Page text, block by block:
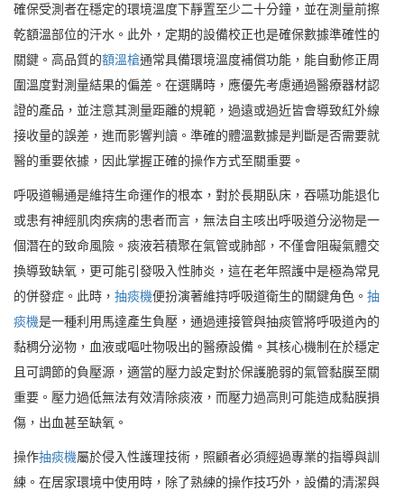
確保受測者在穩定的環境溫度下靜置至少二十分鐘，並在測量前擦
乾額溫部位的汗水。此外，定期的設備校正也是確保數據準確性的
關鍵。高品質的額溫槍通常具備環境溫度補償功能，能自動修正周
圍溫度對測量結果的偏差。在選購時，應優先考慮通過醫療器材認
證的產品，並注意其測量距離的規範，過遠或過近皆會導致紅外線
接收量的誤差，進而影響判讀。準確的體溫數據是判斷是否需要就
醫的重要依據，因此掌握正確的操作方式至關重要。
呼吸道暢通是維持生命運作的根本，對於長期臥床，吞嚥功能退化
或患有神經肌肉疾病的患者而言，無法自主咳出呼吸道分泌物是一
個潛在的致命風險。痰液若積聚在氣管或肺部，不僅會阻礙氣體交
換導致缺氧，更可能引發吸入性肺炎，這在老年照護中是極為常見
的併發症。此時， 抽痰機便扮演著維持呼吸道衛生的關鍵角色。 抽
痰機是一種利用馬達產生負壓，通過連接管與抽痰管將呼吸道內的
黏稠分泌物，血液或嘔吐物吸出的醫療設備。其核心機制在於穩定
且可調節的負壓源，適當的壓力設定對於保護脆弱的氣管黏膜至關
重要。壓力過低無法有效清除痰液，而壓力過高則可能造成黏膜損
傷，出血甚至缺氧。
操作抽痰機屬於侵入性護理技術，照顧者必須經過專業的指導與訓
練。在居家環境中使用時，除了熟練的操作技巧外，設備的清潔與